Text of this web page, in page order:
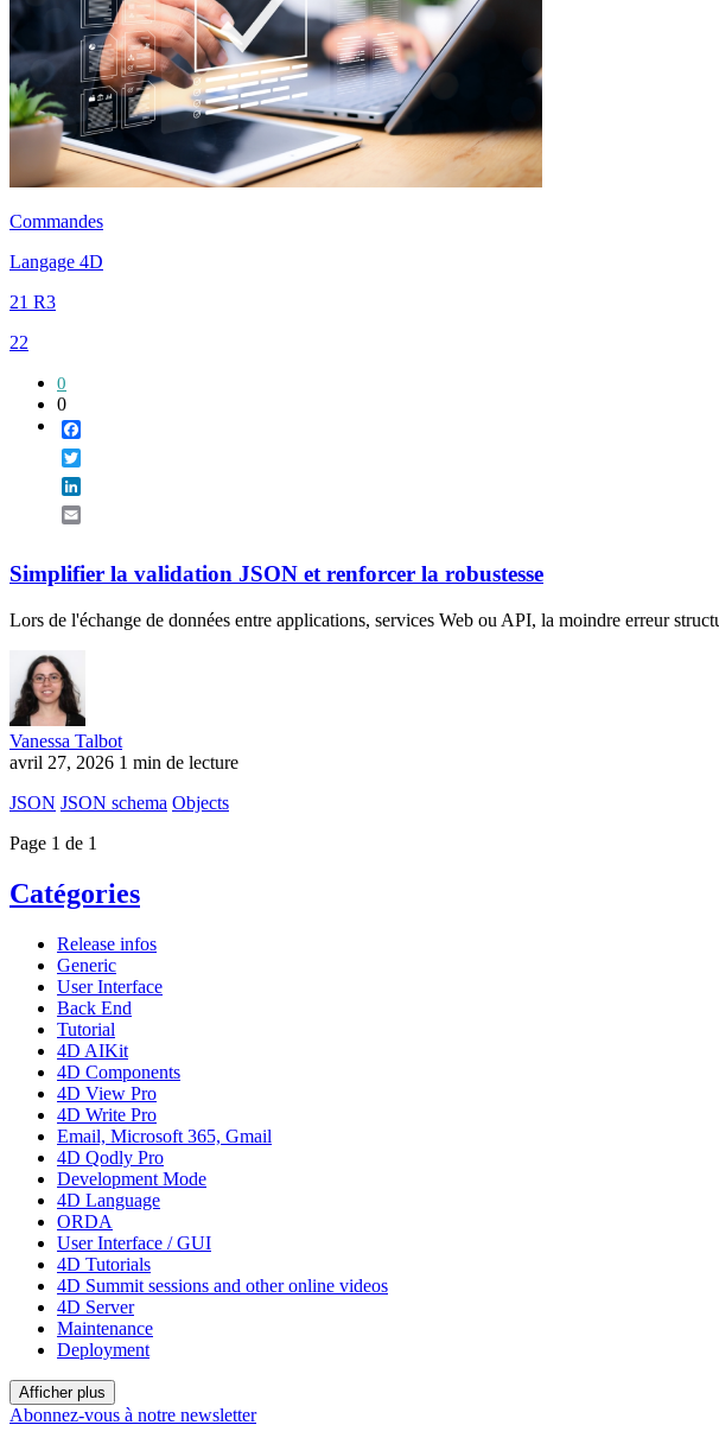
Commandes
Langage 4D
21 R3
22
0
0
Simplifier la validation JSON et renforcer la robustesse
Lors de l'échange de données entre applications, services Web ou API, la moindre erreur
Vanessa Talbot
avril 27, 2026 1 min de lecture
JSON JSON schema Objects
Page 1 de 1
Catégories
Release infos
Generic
User Interface
Back End
Tutorial
4D AIKit
4D Components
4D View Pro
4D Write Pro
Email, Microsoft 365, Gmail
4D Qodly Pro
Development Mode
4D Language
ORDA
User Interface / GUI
4D Tutorials
4D Summit sessions and other online videos
4D Server
Maintenance
Deployment
Afficher plus
Abonnez-vous à notre newsletter